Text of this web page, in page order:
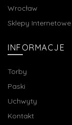
Wrocław
Sklepy Internetowe
INFORMACJE
Torby
Paski
Uchwyty
Kontakt